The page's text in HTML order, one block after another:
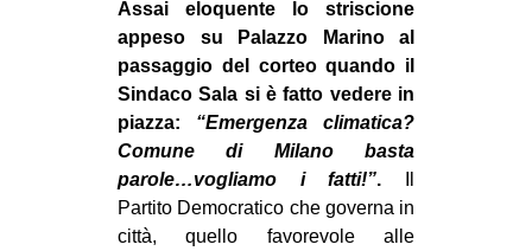
Assai eloquente lo striscione
appeso su Palazzo Marino al
passaggio del corteo quando il
Sindaco Sala si è fatto vedere in
piazza: “Emergenza climatica?
Comune di Milano basta
parole…vogliamo i fatti!”.
Partito Democratico che governa in
città, quello favorevole alle